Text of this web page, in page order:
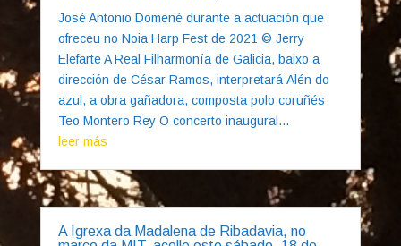
José Antonio Domené durante a actuación que
ofreceu no Noia Harp Fest de 2021 © Jerry
Elefarte A Real Filharmonía de Galicia, baixo a
dirección de César Ramos, interpretará Alén do
azul, a obra gañadora, composta polo coruñés
Teo Montero Rey O concerto inaugural...
leer más
A Igrexa da Madalena de Ribadavia, no